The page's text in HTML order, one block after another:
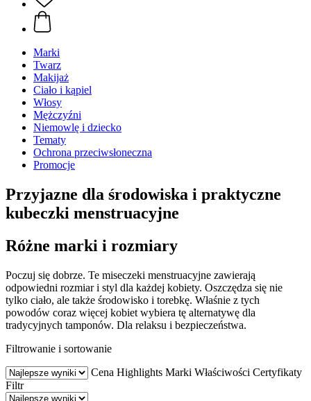
Marki
Twarz
Makijaż
Ciało i kąpiel
Włosy
Mężczyźni
Niemowlę i dziecko
Tematy
Ochrona przeciwsłoneczna
Promocje
Przyjazne dla środowiska i praktyczne
kubeczki menstruacyjne
Różne marki i rozmiary
Poczuj się dobrze. Te miseczeki menstruacyjne zawierają
odpowiedni rozmiar i styl dla każdej kobiety. Oszczędza się nie
tylko ciało, ale także środowisko i torebkę. Właśnie z tych
powodów coraz więcej kobiet wybiera tę alternatywę dla
tradycyjnych tamponów. Dla relaksu i bezpieczeństwa.
Filtrowanie i sortowanie
Cena Highlights Marki Właściwości Certyfikaty
Filtr